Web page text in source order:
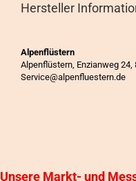
Hersteller
Alpenflüstern
Alpenflüstern, Enzianweg 24,
Service@alpenfluestern.de
Unsere Markt- und